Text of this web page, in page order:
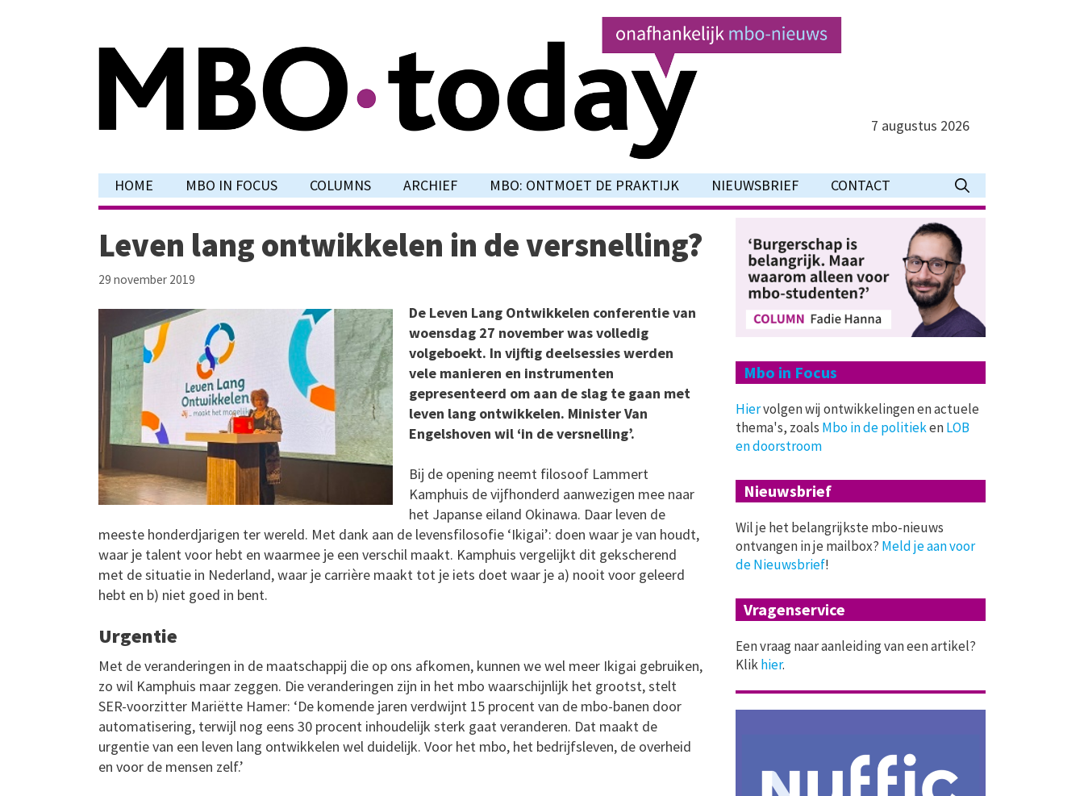
7 augustus 2026
HOME MBO IN FOCUS COLUMNS ARCHIEF MBO: ONTMOET DE PRAKTIJK NIEUWSBRIEF CONTACT
Leven lang ontwikkelen in de versnelling?
29 november 2019
De Leven Lang Ontwikkelen conferentie van
woensdag 27 november was volledig
volgeboekt. In vijftig deelsessies werden
vele manieren en instrumenten
gepresenteerd om aan de slag te gaan met
leven lang ontwikkelen. Minister Van
Engelshoven wil ‘in de versnelling’.
Bij de opening neemt filosoof Lammert
Kamphuis de vijfhonderd aanwezigen mee naar
het Japanse eiland Okinawa. Daar leven de
meeste honderdjarigen ter wereld. Met dank aan de levensfilosofie ‘Ikigai’: doen waar je van houdt,
waar je talent voor hebt en waarmee je een verschil maakt. Kamphuis vergelijkt dit gekscherend
met de situatie in Nederland, waar je carrière maakt tot je iets doet waar je a) nooit voor geleerd
hebt en b) niet goed in bent.
Urgentie
Met de veranderingen in de maatschappij die op ons afkomen, kunnen we wel meer Ikigai gebruiken,
zo wil Kamphuis maar zeggen. Die veranderingen zijn in het mbo waarschijnlijk het grootst, stelt
SER-voorzitter Mariëtte Hamer: ‘De komende jaren verdwijnt 15 procent van de mbo-banen door
automatisering, terwijl nog eens 30 procent inhoudelijk sterk gaat veranderen. Dat maakt de
urgentie van een leven lang ontwikkelen wel duidelijk. Voor het mbo, het bedrijfsleven, de overheid
en voor de mensen zelf.’
Mbo in Focus
Hiervolgen wij ontwikkelingen en actuele
thema's, zoals Mbo in de politiekenLOB
en doorstroom
Nieuwsbrief
Wil je het belangrijkste mbo-nieuws
ontvangen in je mailbox? Meld je aan voor
de Nieuwsbrief!
Vragenservice
Een vraag naar aanleiding van een artikel?
Klikhier.